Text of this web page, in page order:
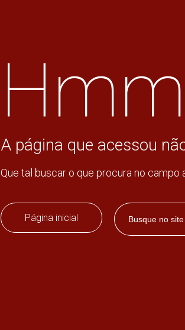
A página que acessou
Que tal buscar o que procura no campo
Página inicial